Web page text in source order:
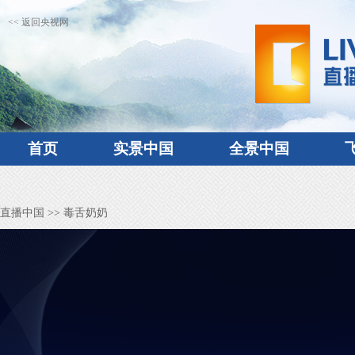
<< 返回央视网
首页 实景中国 全景中国
直播中国 >> 毒舌奶奶